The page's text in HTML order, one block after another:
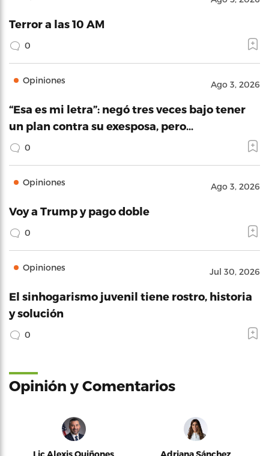
Terror a las 10 AM
0
Opiniones Ago 3, 2026
“Esa es mi letra”: negó tres veces bajo tener
un plan contra su exesposa, pero…
0
Opiniones Ago 3, 2026
Voy a Trump y pago doble
0
Opiniones Jul 30, 2026
El sinhogarismo juvenil tiene rostro, historia
y solución
0
Opinión y Comentarios
Lic Alexis Quiñones Adriana Sánchez